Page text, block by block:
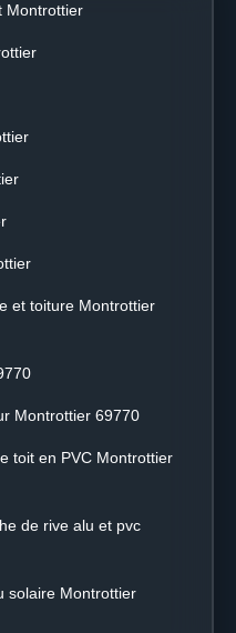
Montrottier
et toiture Montrottier
Montrottier 69770
toit en PVC Montrottier
de rive alu et pvc
solaire Montrottier